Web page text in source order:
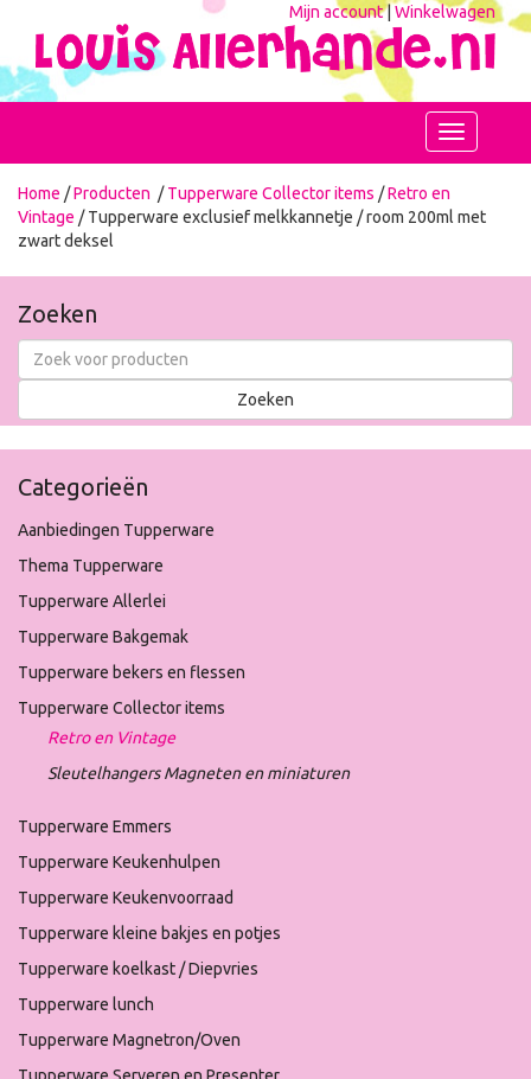
Mijn account|Winkelwagen
Toggle
navigation
Home /Producten /Tupperware Collector items /Retro en
Vintage / Tupperware exclusief melkkannetje / room 200ml met
zwart deksel
Zoeken
Categorieën
Aanbiedingen Tupperware
Thema Tupperware
Tupperware Allerlei
Tupperware Bakgemak
Tupperware bekers en flessen
Tupperware Collector items
Retro en Vintage
Sleutelhangers Magneten en miniaturen
Tupperware Emmers
Tupperware Keukenhulpen
Tupperware Keukenvoorraad
Tupperware kleine bakjes en potjes
Tupperware koelkast / Diepvries
Tupperware lunch
Tupperware Magnetron/Oven